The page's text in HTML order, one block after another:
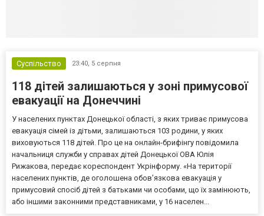
Суспільство 23:40, 5 серпня
118 дітей залишаються у зоні примусової
евакуації на Донеччині
У населених пунктах Донецької області, з яких триває примусова
евакуація сімей із дітьми, залишаються 103 родини, у яких
виховуються 118 дітей. Про це на онлайн-брифінгу повідомила
начальниця служби у справах дітей Донецької ОВА Юлія
Рижакова, передає кореспондент Укрінформу. «На території
населених пунктів, де оголошена обов’язкова евакуація у
примусовий спосіб дітей з батьками чи особами, що їх замінюють,
або іншими законними представниками, у 16 населен...